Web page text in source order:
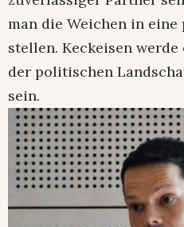
man die Weichen in
stellen. Keckeisen
der politischen
sein.